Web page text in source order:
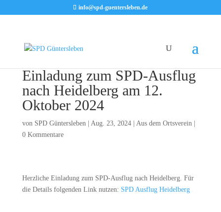
info@spd-guentersleben.de
Einladung zum SPD-Ausflug
nach Heidelberg am 12.
Oktober 2024
von SPD Güntersleben| Aug. 23, 2024| Aus dem Ortsverein|
0 Kommentare
Herzliche Einladung zum SPD-Ausflug nach Heidelberg. Für
die Details folgenden Link nutzen: SPD Ausflug Heidelberg